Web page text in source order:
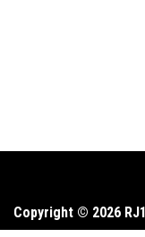
Copyright © 2026